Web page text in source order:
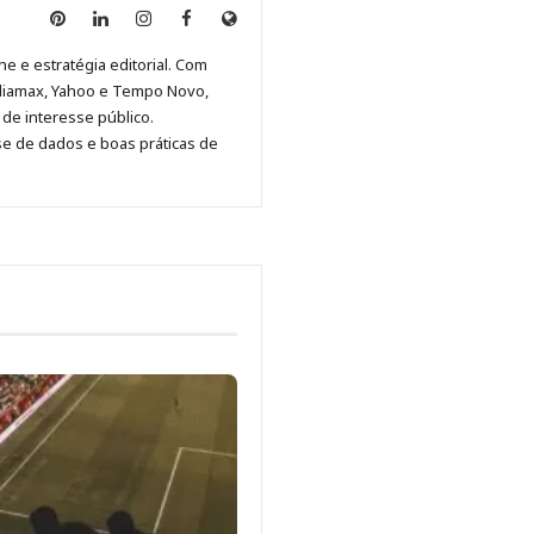
Anny
no
Pinterest
Anny
no
LinkedIn
Anny
no
Instagram
Anny
no
Facebook
Site
e estratégia editorial. Com
Yahoo e Tempo Novo,
interesse público.
de dados e boas práticas de